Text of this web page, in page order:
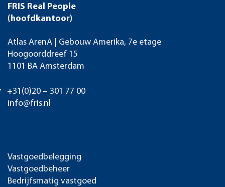
FRIS Real People
(hoofdkantoor)
Atlas ArenA | Gebouw Amerika, 7e etage
Hoogoorddreef 15
1101 BA Amsterdam
+31(0)20 – 301 77 00
info@fris.nl
Vastgoedbelegging
Vastgoedbeheer
Bedrijfsmatig vastgoed